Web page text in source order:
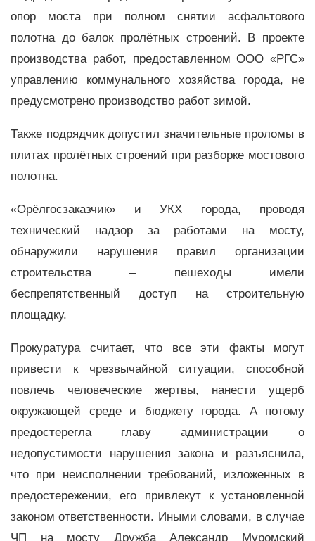
опор моста при полном снятии асфальтового
полотна до балок пролётных строений. В проекте
производства работ, предоставленном ООО «РГС»
управлению коммунального хозяйства города, не
предусмотрено производство работ зимой.
Также подрядчик допустил значительные проломы в
плитах пролётных строений при разборке мостового
полотна.
«Орёлгосзаказчик» и УКХ города, проводя
технический надзор за работами на мосту,
обнаружили нарушения правил организации
строительства – пешеходы имели
беспрепятственный доступ на строительную
площадку.
Прокуратура считает, что все эти факты могут
привести к чрезвычайной ситуации, способной
повлечь человеческие жертвы, нанести ущерб
окружающей среде и бюджету города. А потому
предостерегла главу администрации о
недопустимости нарушения закона и разъяснила,
что при неисполнении требований, изложенных в
предостережении, его привлекут к установленной
законом ответственности. Иными словами, в случае
ЧП на мосту Дружба Александр Муромский